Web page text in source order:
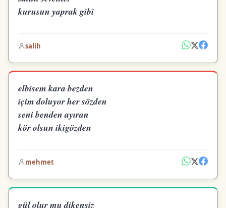
kurusun yaprak gibi
salih
elbisem kara bezden
içim doluyor her sözden
seni benden ayıran
kör olsun ikigözden
mehmet
gül olur mu dikensiz